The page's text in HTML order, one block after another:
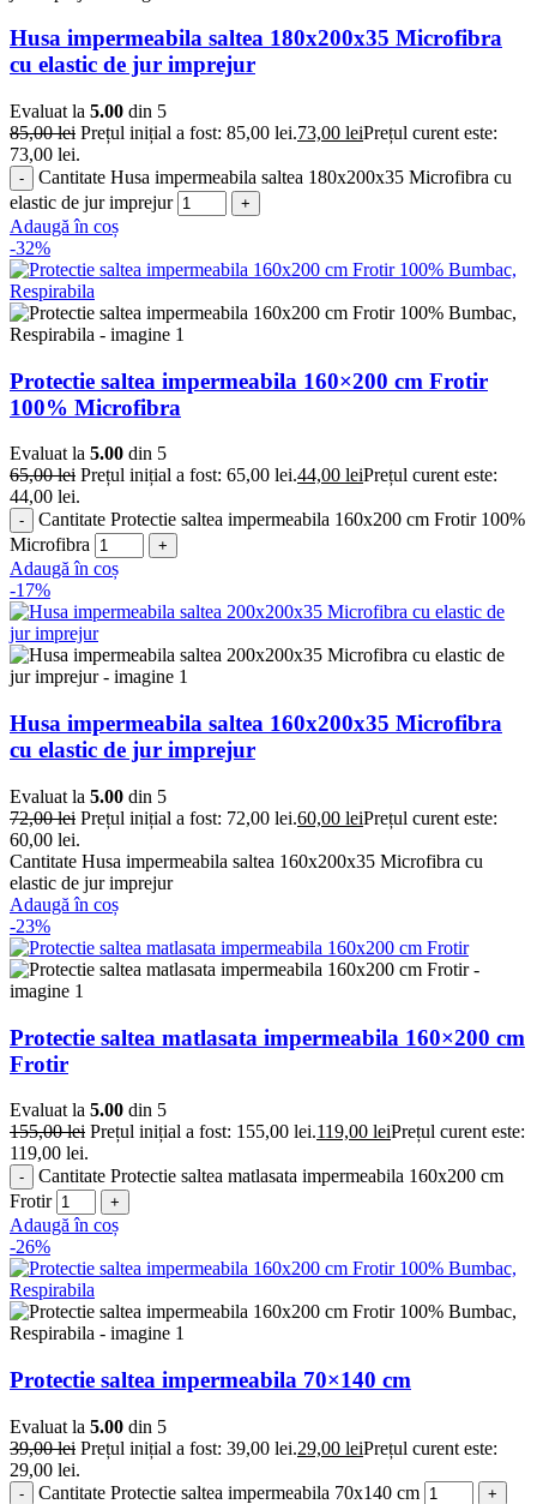
Husa impermeabila saltea 180x200x35 Microfibra
cu elastic de jur imprejur
Evaluat la 5.00 din 5
85,00lei Prețul inițial a fost: 85,00 lei.73,00 leiPrețul curent este:
73,00 lei.
Cantitate Husa impermeabila saltea 180x200x35 Microfibra cu
elastic de jur imprejur
Adaugă în coș
-32%
Protectie saltea impermeabila 160×200 cm Frotir
100% Microfibra
Evaluat la 5.00 din 5
65,00lei Prețul inițial a fost: 65,00 lei.44,00 leiPrețul curent este:
44,00 lei.
Cantitate Protectie saltea impermeabila 160x200 cm Frotir 100%
Microfibra
Adaugă în coș
-17%
Husa impermeabila saltea 160x200x35 Microfibra
cu elastic de jur imprejur
Evaluat la 5.00 din 5
72,00lei Prețul inițial a fost: 72,00 lei.60,00 leiPrețul curent este:
60,00 lei.
Cantitate Husa impermeabila saltea 160x200x35 Microfibra cu
elastic de jur imprejur
Adaugă în coș
-23%
Protectie saltea matlasata impermeabila 160×200 cm
Frotir
Evaluat la 5.00 din 5
155,00lei Prețul inițial a fost: 155,00 lei.119,00 leiPrețul curent este:
119,00 lei.
Cantitate Protectie saltea matlasata impermeabila 160x200 cm
Frotir
Adaugă în coș
-26%
Protectie saltea impermeabila 70×140 cm
Evaluat la 5.00 din 5
39,00lei Prețul inițial a fost: 39,00 lei.29,00 leiPrețul curent este:
29,00 lei.
Cantitate Protectie saltea impermeabila 70x140 cm